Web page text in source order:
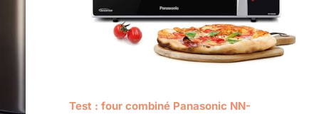
Test : four combiné Panasonic NN-